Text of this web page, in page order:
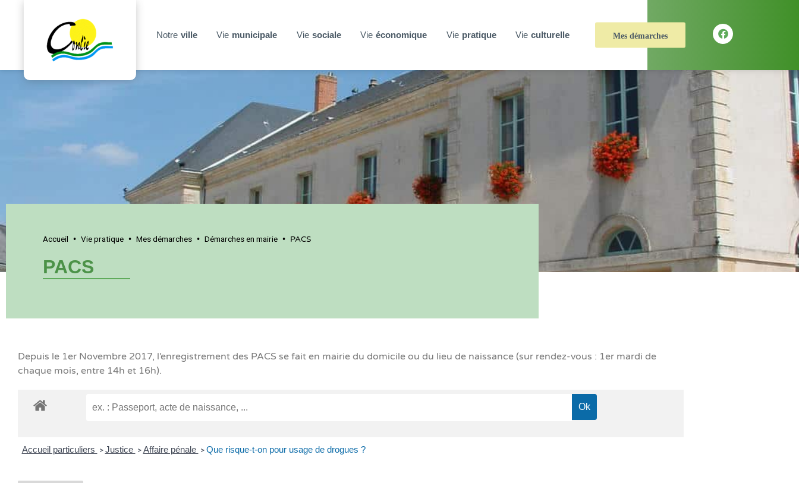
Notre ville Vie municipale Vie sociale Vie économique Vie pratique Vie culturelle Mes démarches
Accueil • Vie pratique • Mes démarches • Démarches en mairie • PACS
PACS
Depuis le 1er Novembre 2017, l’enregistrement des PACS se fait en mairie du domicile ou du lieu de naissance (sur rendez-vous : 1er mardi de
chaque mois, entre 14h et 16h).
Accueil particuliers > Justice > Affaire pénale > Que risque-t-on pour usage de drogues ?